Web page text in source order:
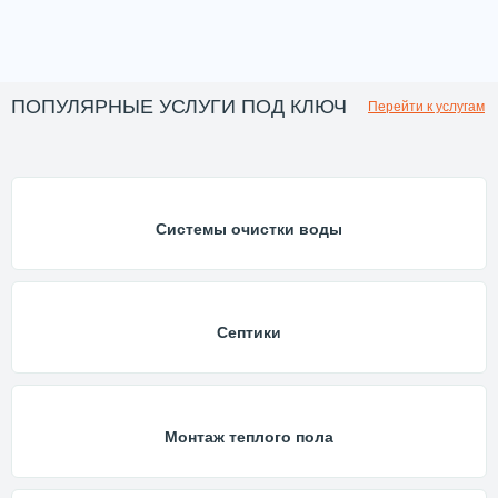
ПОПУЛЯРНЫЕ УСЛУГИ ПОД КЛЮЧ Перейти к услугам
Системы очистки воды
Септики
Монтаж теплого пола